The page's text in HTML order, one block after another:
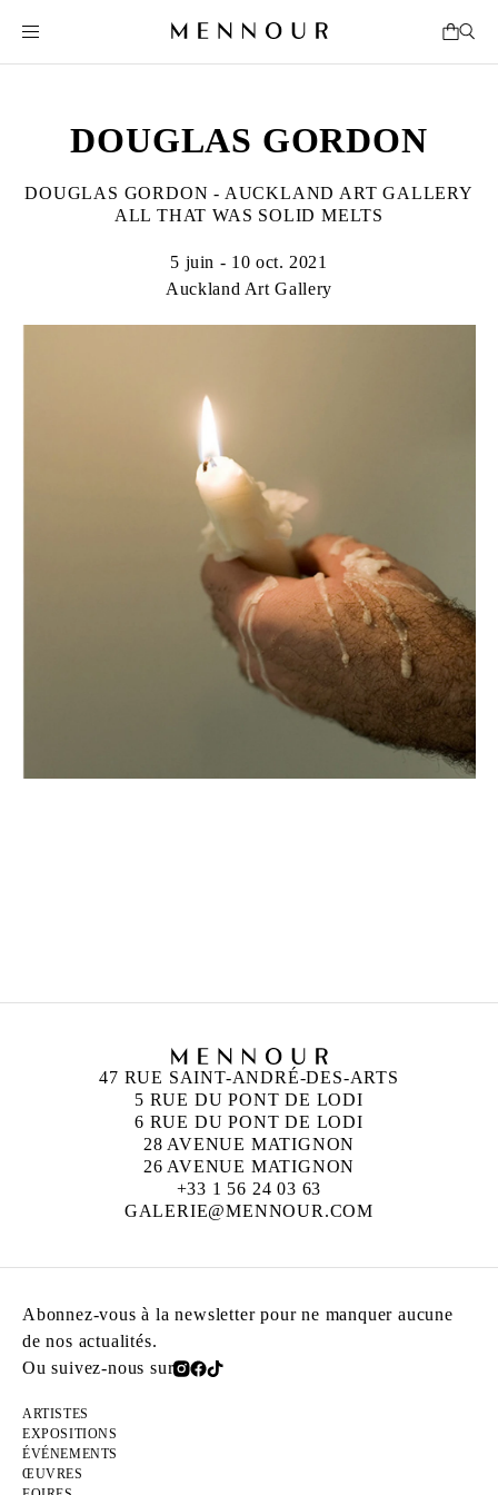
DOUGLAS GORDON
DOUGLAS GORDON - AUCKLAND ART GALLERY
ALL THAT WAS SOLID MELTS
5 juin - 10 oct. 2021
Auckland Art Gallery
47 RUE SAINT-ANDRÉ-DES-ARTS
5 RUE DU PONT DE LODI
6 RUE DU PONT DE LODI
28 AVENUE MATIGNON
26 AVENUE MATIGNON
+33 1 56 24 03 63
GALERIE@MENNOUR.COM
Abonnez-vous à la newsletter pour ne manquer aucune
de nos actualités.
Ou suivez-nous sur
ARTISTES
EXPOSITIONS
ÉVÉNEMENTS
ŒUVRES